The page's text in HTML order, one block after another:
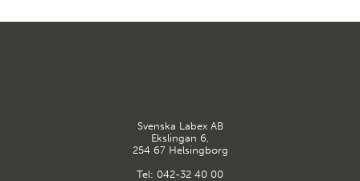
Svenska Labex AB
Ekslingan 6,
254 67 Helsingborg
Tel: 042-32 40 00